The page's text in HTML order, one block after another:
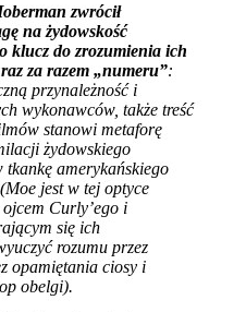
zwrócił
na żydowskość
klucz do zrozumienia ich
za razem „numeru”:
przynależność i
wykonawców, także treść
stanowi metaforę
żydowskiego
tkankę amerykańskiego
jest w tej optyce
Curly’ego i
się ich
rozumu przez
opamiętania ciosy i
obelgi).